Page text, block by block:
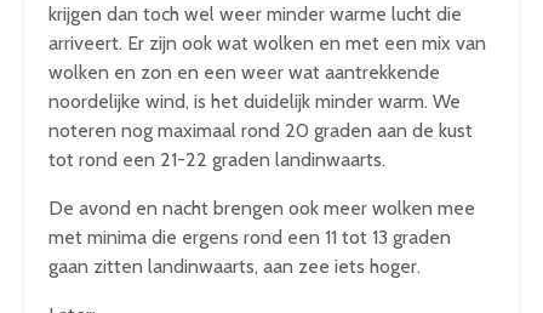
krijgen dan toch wel weer minder warme lucht die
arriveert. Er zijn ook wat wolken en met een mix van
wolken en zon en een weer wat aantrekkende
noordelijke wind, is het duidelijk minder warm. We
noteren nog maximaal rond 20 graden aan de kust
tot rond een 21-22 graden landinwaarts.
De avond en nacht brengen ook meer wolken mee
met minima die ergens rond een 11 tot 13 graden
gaan zitten landinwaarts, aan zee iets hoger.